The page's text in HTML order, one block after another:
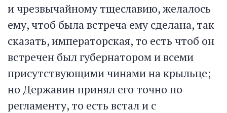
и чрезвычайному тщеславию, желалось
ему, чтоб была встреча ему сделана, так
сказать, императорская, то есть чтоб он
встречен был губернатором и всеми
присутствующими чинами на крыльце;
но Державин принял его точно по
регламенту, то есть встал и с